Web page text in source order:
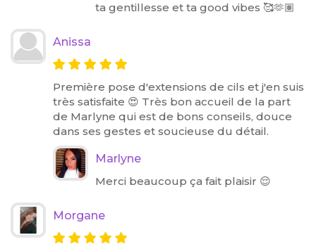
ta gentillesse et ta good vibes 🥰🫶🏽
Anissa
Première pose d'extensions de cils et j'en suis
très satisfaite 😍 Très bon accueil de la part
de Marlyne qui est de bons conseils, douce
dans ses gestes et soucieuse du détail.
Marlyne
Merci beaucoup ça fait plaisir 😌
Morgane